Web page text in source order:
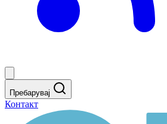
Пребарувај
Контакт